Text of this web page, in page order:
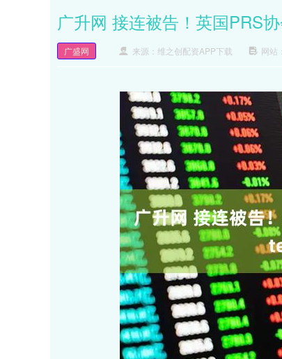
广升网 接连被告！英国PRS
广盛网 来源：维之创配资APP下载 网站